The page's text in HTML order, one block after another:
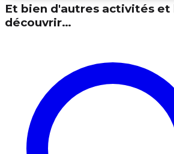
Et bien d'autres activités et
découvrir…